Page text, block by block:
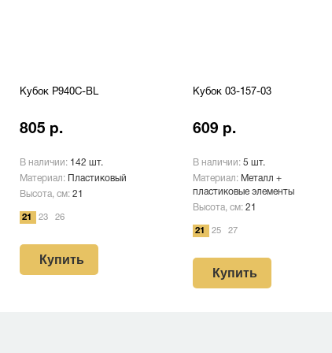
Кубок P940C-BL
805 р.
В наличии: 142 шт.
Материал:
Пластиковый
Высота, см: 21
21 23 26
Купить
Кубок 03-157-03
609 р.
В наличии: 5 шт.
Материал: Металл +
пластиковые элементы
Высота, см: 21
21 25 27
Купить